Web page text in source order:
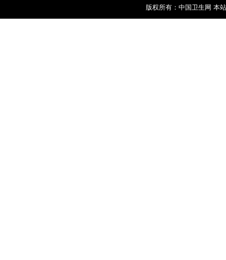
版权所有：中国卫生网 本